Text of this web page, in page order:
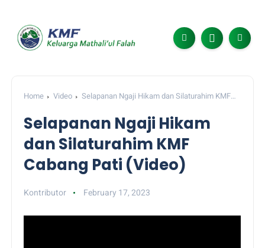
Home Video
Selapanan Ngaji Hikam dan Silaturahim KMF
Selapanan Ngaji Hikam
dan Silaturahim KMF
Cabang Pati (Video)
Kontributor February 17, 2023